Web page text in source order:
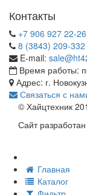
Контакты
+7 906 927 22-26
8 (3843) 209-332
E-mail:
Время работы:
Адрес: г.
Связаться с
© Хайцтехник
Сайт
Главная
Каталог